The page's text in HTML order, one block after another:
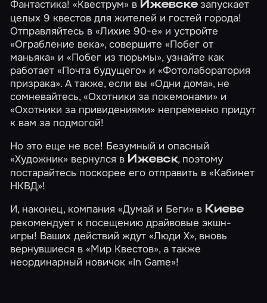
Фантастика! «Квеструм» в Ижевскезапускает
целых 9 квестов для жителей и гостей города!
Отправляйтесь в«Лихие 90-е» и устройте
«Ограбление века», совершите«Побег от
маньяка» и«Побег из тюрьмы», узнайте как
работает«Почта будущего» и«Фотолаборатория
призрака». А также, если вы«Одни дома», не
сомневайтесь,«Охотники за покемонами» и
«Охотники за привидениями» непременно придут
к вам за подмогой!
Но это еще не все! Безумный и опасный
«Художник» вернулся в Ижевск, поэтому
постарайтесь поскорее его отправить в«Кабинет
НКВД»!
И, наконец, компания «Думай и Беги» в Киеве
рекомендует к посещению драйвовые экшн-
игры! Ваших действий ждут«Люди Х», вновь
вернувшиеся в «Мир Квестов», а также
неординарный новичок«In Game»!